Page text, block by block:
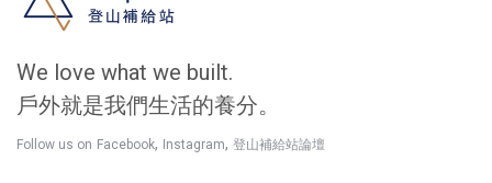
We love what we built.
戶外就是我們生活的養分。
Follow us on Facebook, Instagram, 登山補給站論壇